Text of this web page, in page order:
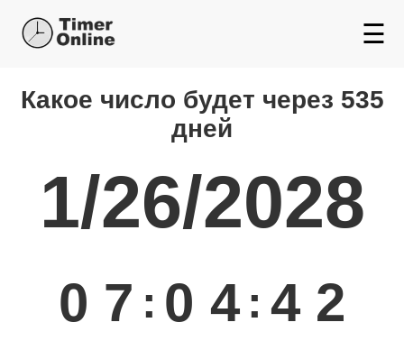
☰
Какой день будет через
Какое число будет через 535
дней
1/26/2028
0 7 : 0 4 : 4 2